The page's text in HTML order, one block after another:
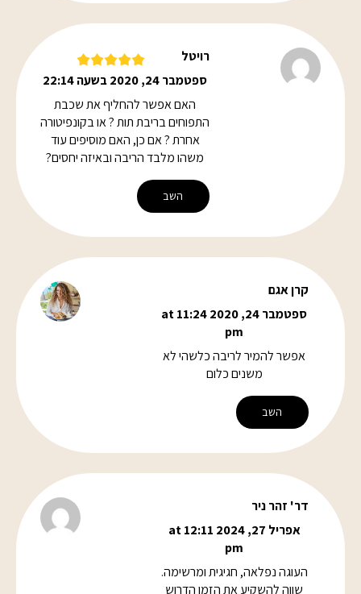
רויטל
ספטמבר 24, 2020 בשעה 22:14
האם אפשר להחליף את שכבת
התפוחים בריבת תות ? או בקונפיטורה
אחרת ? אם כן, האם מוסיפים עוד
משהו מלבד הריבה ובאיזה יחסים?
השב
קרן אגם
ספטמבר 24, 2020 at 11:24
pm
אפשר להמיר לריבה כלשהי לא
משנים כלום
השב
דר' זהר ניר
אפריל 27, 2024 at 12:11
pm
העוגה נפלאה, חגיגית ומרשימה.
שווה להשקיע את הזמן הדרוש